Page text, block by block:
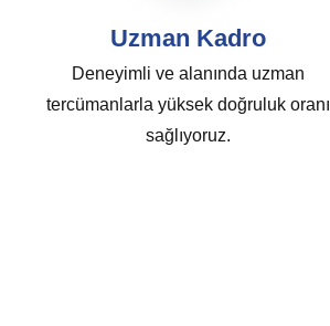
Uzman Kadro
Deneyimli ve alanında uzman
tercümanlarla yüksek doğruluk oranı
sağlıyoruz.